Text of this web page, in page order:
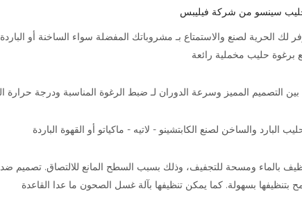
سينسو من شركة فيليبس
لك الحرية لصنع والاستمتاع بـ مشروباتك المفضلة سواء الساخنة أو
برغوة حليب مخملية رائعة
بين التصميم المميز وسرعة الدوران لـ ضبط الرغوة المناسبة ودرجة حرارة
البارد والساخن لصنع الكابتشينو - لاتيه - ماكياتو أو القهوة الباردة
بالماء ومسحة للتجفيف، وذلك بسبب السطح المانع للالتصاق. تصميم
بتنظيفها بسهولة. كما يمكن تنظيفها بآلة غسل الصحون ما عدا القاعدة